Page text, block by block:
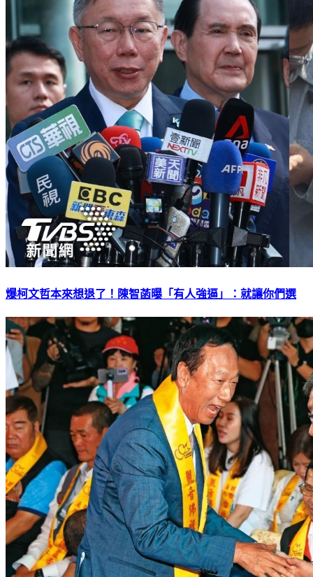
爆柯文哲本來想退了！陳智菡曝「有人強逼」：就讓你們選